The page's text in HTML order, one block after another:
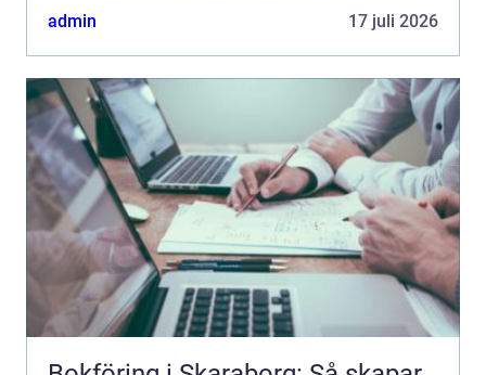
sällan utrymme för långa rekryteringsprocesser. I
admin 17 juli 2026